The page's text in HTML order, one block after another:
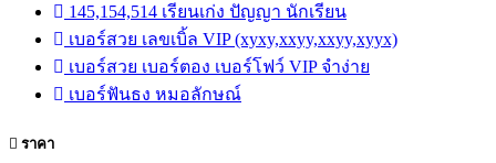
145,154,514 เรียนเก่ง ปัญญา นักเรียน
เบอร์สวย เลขเบิ้ล VIP (xyxy,xxyy,xxyy,xyyx)
เบอร์สวย เบอร์ตอง เบอร์โฟว์ VIP จำง่าย
เบอร์ฟันธง หมอลักษณ์
ราคา